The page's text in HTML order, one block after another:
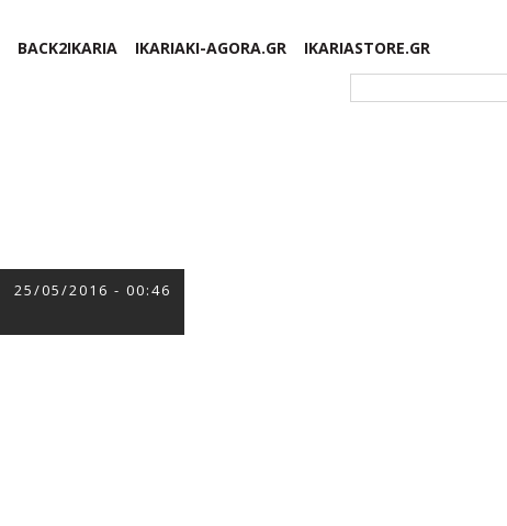
BACK2IKARIA IKARIAKI-AGORA.GR
IKARIASTORE.GR
25/05/2016 - 00:46